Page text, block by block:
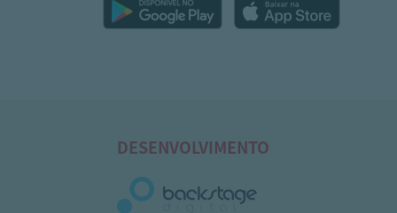
DESENVOLVIMENTO